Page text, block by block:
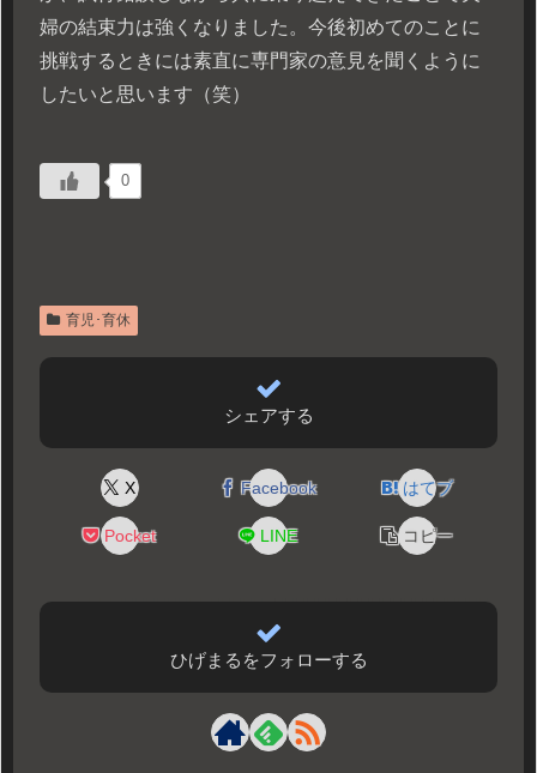
婦の結束力は強くなりました。今後初めてのことに
挑戦するときには素直に専門家の意見を聞くように
したいと思います（笑）
0
育児･育休
シェアする
X Facebook はてブ
Pocket LINE コピー
ひげまるをフォローする